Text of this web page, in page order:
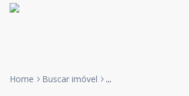
Home Buscar imóvel ...